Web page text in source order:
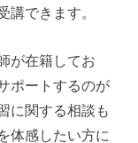
講できます。
が在籍してお
ポートするのが
に関する相談も
体感したい方に